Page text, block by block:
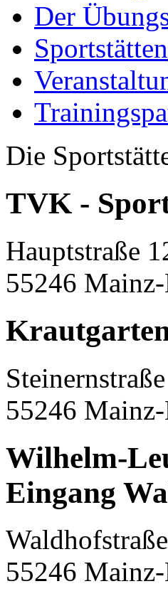
Der
Sportstätten
Die
TVK -
Hauptstraße
55246
55246
Wilhelm-
Eingang
55246